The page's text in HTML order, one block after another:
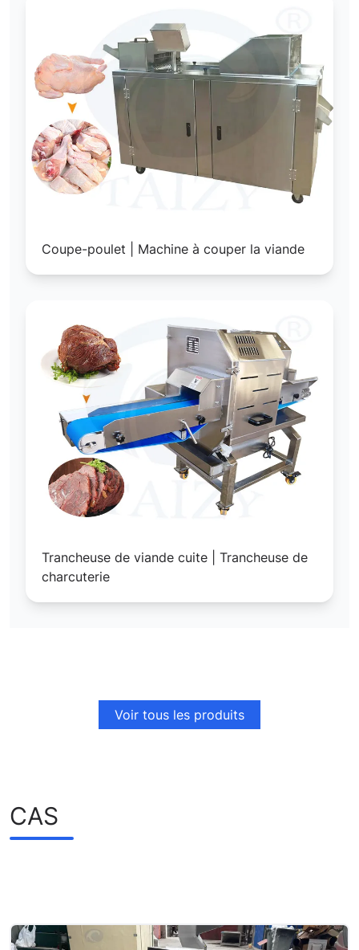
Coupe-poulet | Machine à couper la viande
Trancheuse de viande cuite | Trancheuse de
charcuterie
Voir tous les produits
CAS